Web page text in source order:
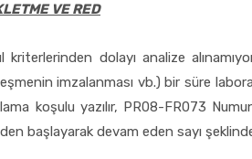
VE RED
kriterlerinden dolayı analize
imzalanması vb.) bir süre
koşulu yazılır, PR08-FR073
başlayarak devam eden sayı